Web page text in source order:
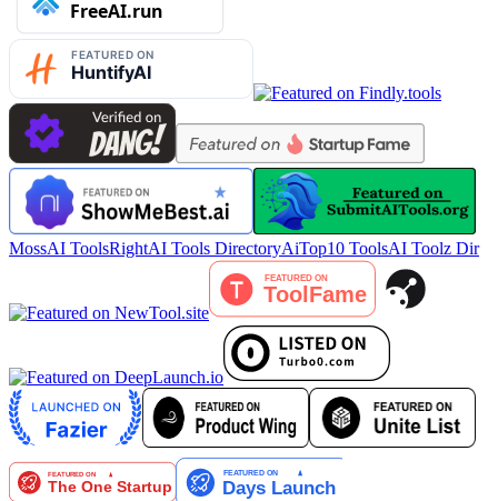
MossAI ToolsRightAI Tools DirectoryAiTop10 ToolsAI Toolz Dir